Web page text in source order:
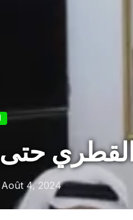
حتى 2026
Août 4, 2024